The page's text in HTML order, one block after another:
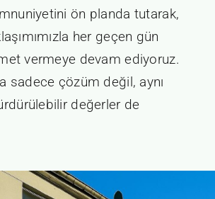
ön planda tutarak,
her geçen gün
vermeye devam ediyoruz.
sadece çözüm değil, aynı
değerler de